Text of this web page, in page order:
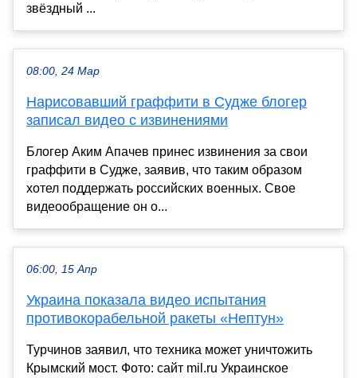
звёздный ...
08:00, 24 Мар
Нарисовавший граффити в Судже блогер
записал видео с извинениями
Блогер Аким Апачев принес извинения за свои
граффити в Судже, заявив, что таким образом
хотел поддержать российских военных. Свое
видеообращение он о...
06:00, 15 Апр
Украина показала видео испытания
противокорабельной ракеты «Нептун»
Турчинов заявил, что техника может уничтожить
Крымский мост. Фото: сайт mil.ru Украинское